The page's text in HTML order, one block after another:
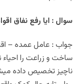
سوال : ایا رفع نفاق
جواب : عامل عمده –
ساخت و زراعت را احیاء
ناچیز تخصیص داده